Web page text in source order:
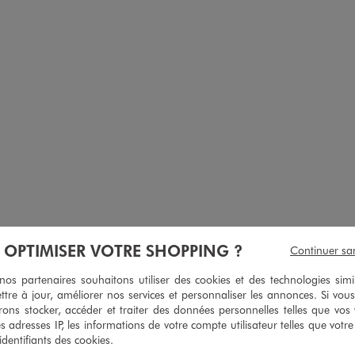
courtes et col rond homme
Existe en taille +
plus +
sur le 2ème produit d'été
5/5 de moyenne
(133 avis)
Tee-shirt manches courtes col rond en
Existe en taille +
-50% sur le 2ème produit
5/5 de (161
OPTIMISER VOTRE SHOPPING ?
partenaires souhaitons utiliser des cookies et des technologies
à jour, améliorer nos services et personnaliser les annonces. Si
stocker, accéder et traiter des données personnelles telles que vos
adresses IP, les informations de votre compte utilisateur telles que
des cookies.
Continuer